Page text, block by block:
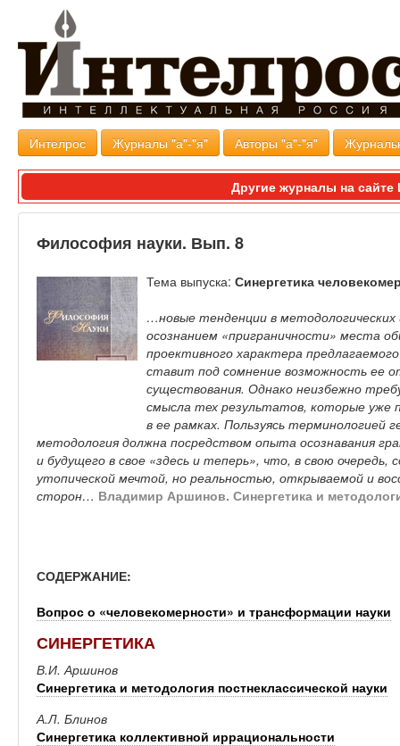
Интелрос Журналы "а"-"я" Авторы "а"-"я"
Другие журналы на
Философия науки. Вып. 8
Тема выпуска: Синергетика
…новые тенденции в
осознанием «приграничности» места
проективного характера
ставит под сомнение возможность ее
существования. Однако неизбежно
смысла тех результатов, которые уже
в ее рамках. Пользуясь
методология должна посредством опыта осознавания
и будущего в свое «здесь и теперь», что, в свою
утопической мечтой, но реальностью, открываемой и
сторон… Владимир Аршинов. Синергетика и
СОДЕРЖАНИЕ:
Вопрос о «человекомерности» и трансформации науки
СИНЕРГЕТИКА
В.И. Аршинов
Синергетика и методология постнеклассической науки
А.Л. Блинов
Синергетика коллективной иррациональности